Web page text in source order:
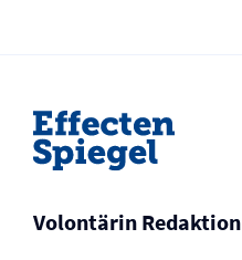
Volontärin Redaktion